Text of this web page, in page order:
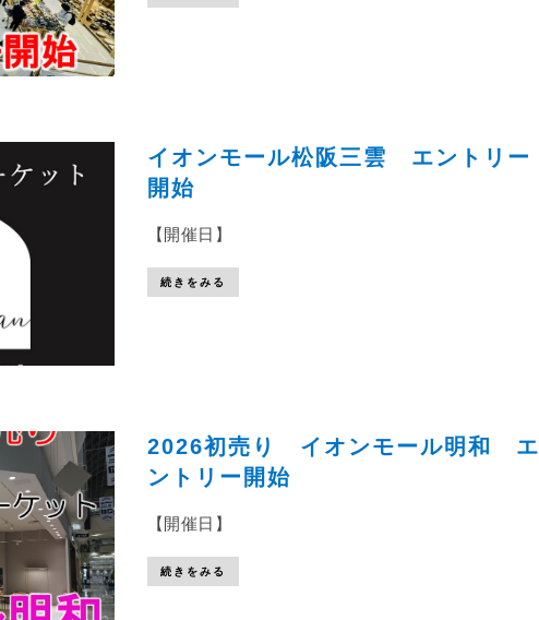
イオンモール松阪三雲 エントリー
開始
【開催日】
続きをみる
2026初売り イオンモール明和 エ
ントリー開始
【開催日】
続きをみる